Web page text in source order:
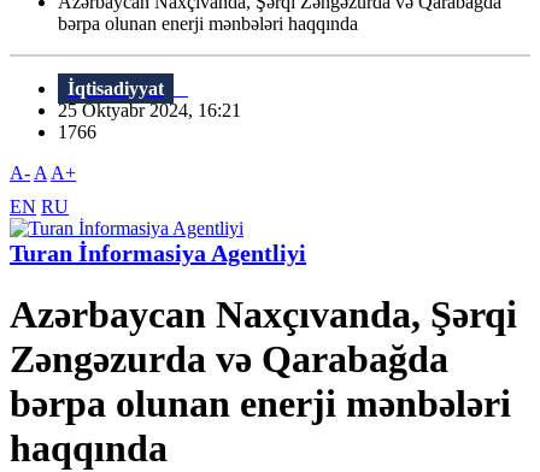
bərpa olunan enerji mənbələri haqqında
İqtisadiyyat
25 Oktyabr 2024, 16:21
1766
A- A A+
EN RU
Turan İnformasiya Agentliyi
Azərbaycan Naxçıvanda, Şərqi
Zəngəzurda və Qarabağda
bərpa olunan enerji mənbələri
haqqında